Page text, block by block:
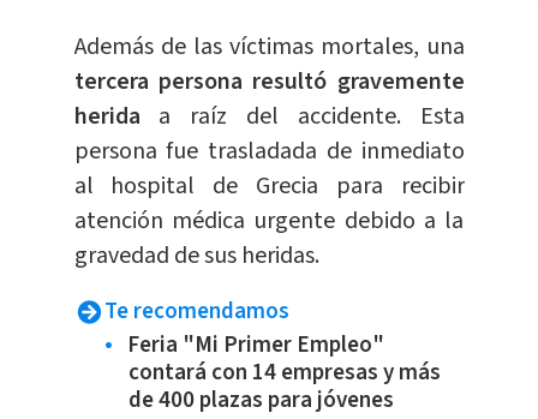
Además de las víctimas mortales, una
tercera persona resultó gravemente
herida a raíz del accidente. Esta
persona fue trasladada de inmediato
al hospital de Grecia para recibir
atención médica urgente debido a la
gravedad de sus heridas.
Te recomendamos
Feria "Mi Primer Empleo"
contará con 14 empresas y más
de 400 plazas para jóvenes